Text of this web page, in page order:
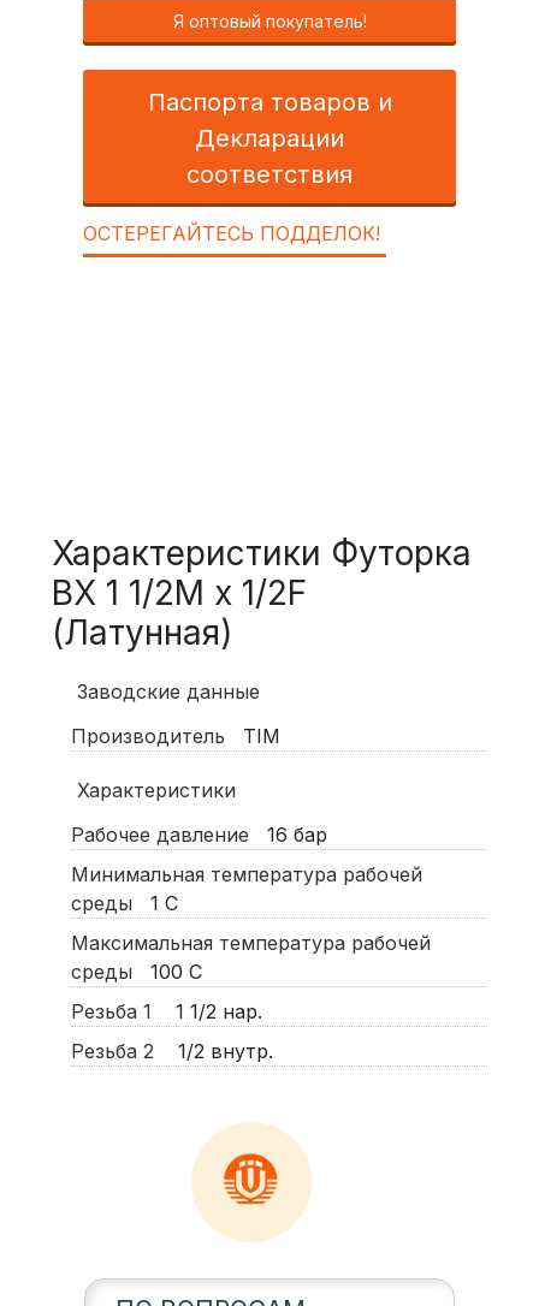
Я оптовый покупатель!
Паспорта товаров и
Декларации
соответствия
ОСТЕРЕГАЙТЕСЬ ПОДДЕЛОК!
Характеристики Футорка
BX 1 1/2M x 1/2F
(Латунная)
Заводские данные
Производитель
TIM
Характеристики
Рабочее давление
16 бар
Минимальная температура рабочей
среды
1 С
Максимальная температура рабочей
среды
100 С
Резьба 1
1 1/2 нар.
Резьба 2
1/2 внутр.